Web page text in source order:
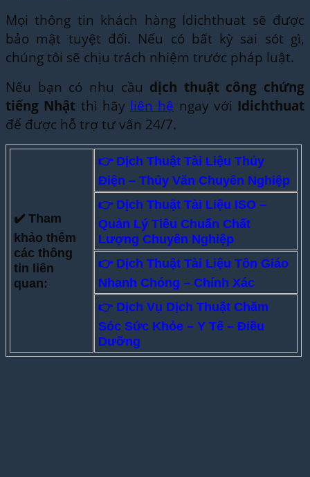
Mọi thông tin khách hàng Idichthuat sẽ được
bảo mật tuyệt đối. Nếu có bất kỳ sai sót gì,
chúng tôi sẽ chịu trách nhiệm trước pháp luật.
Nếu bạn có nhu cầu dịch thuật công chứng
tiếng Nhật thì hãy liên hệ ngay với Idichthuat
để được hỗ trợ tư vấn 24/7.
✔️ Tham
khảo thêm
các thông
tin liên
quan:
👉 Dịch Thuật Tài Liệu Thủy
Điện – Thủy Văn Chuyên Nghiệp
👉 Dịch Thuật Tài Liệu ISO –
Quản Lý Tiêu Chuẩn Chất
Lượng Chuyên Nghiệp
👉 Dịch Thuật Tài Liệu Tôn Giáo
Nhanh Chóng – Chính Xác
👉 Dịch Vụ Dịch Thuật Chăm
Sóc Sức Khỏe – Y Tế – Điều
Dưỡng